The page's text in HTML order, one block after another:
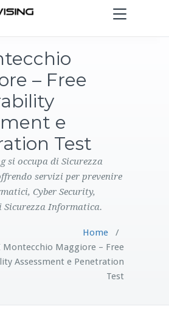
Toggle
navigation
– Free
e
Test
si occupa di Sicurezza
servizi per prevenire
Cyber Security,
Sicurezza Informatica.
Home/
Montecchio Maggiore – Free
Assessment e Penetration
Test